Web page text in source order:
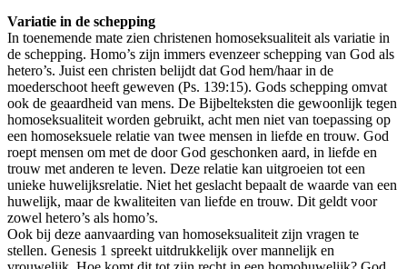
Variatie in de schepping
In toenemende mate zien christenen homoseksualiteit als variatie in
de schepping. Homo’s zijn immers evenzeer schepping van God als
hetero’s. Juist een christen belijdt dat God hem/haar in de
moederschoot heeft geweven (Ps. 139:15). Gods schepping omvat
ook de geaardheid van mens. De Bijbelteksten die gewoonlijk tegen
homoseksualiteit worden gebruikt, acht men niet van toepassing op
een homoseksuele relatie van twee mensen in liefde en trouw. God
roept mensen om met de door God geschonken aard, in liefde en
trouw met anderen te leven. Deze relatie kan uitgroeien tot een
unieke huwelijksrelatie. Niet het geslacht bepaalt de waarde van een
huwelijk, maar de kwaliteiten van liefde en trouw. Dit geldt voor
zowel hetero’s als homo’s.
Ook bij deze aanvaarding van homoseksualiteit zijn vragen te
stellen. Genesis 1 spreekt uitdrukkelijk over mannelijk en